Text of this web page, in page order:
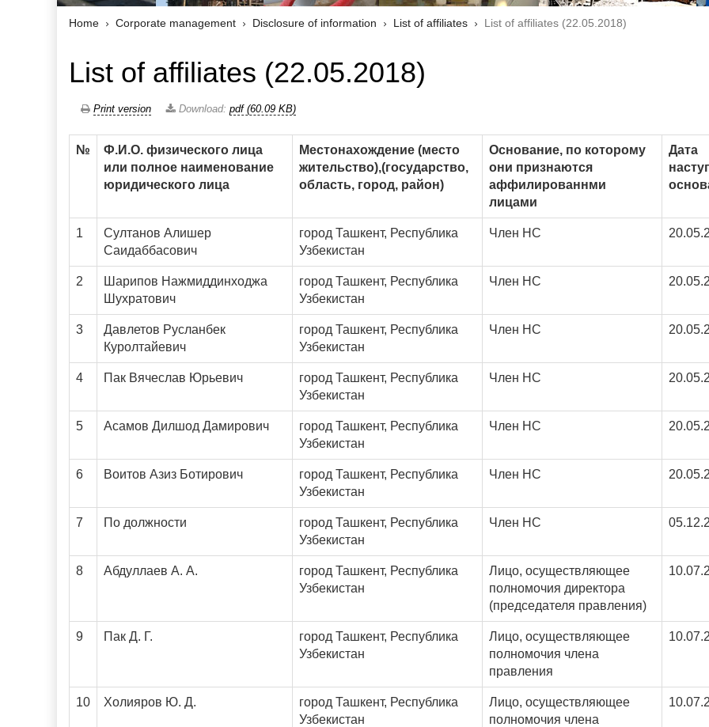
Home Corporate management Disclosure of information List of affiliates List of affiliates (22.05.2018)
List of affiliates (22.05.2018)
Print version Download: pdf (60.09 KB)
№
Ф.И.О. физического лица
или полное наименование
юридического лица
Местонахождение (место
жительство),(государство,
область, город, район)
Основание, по которому
они признаются
аффилированнми
лицами
Дата
1
Султанов Алишер
Саидаббасович
город Ташкент, Республика
Узбекистан
Член НС
2
Шарипов Нажмиддинходжа
Шухратович
город Ташкент, Республика
Узбекистан
Член НС
3
Давлетов Русланбек
Куролтайевич
город Ташкент, Республика
Узбекистан
Член НС
4 Пак Вячеслав Юрьевич
город Ташкент, Республика
Узбекистан
Член НС
5 Асамов Дилшод Дамирович
город Ташкент, Республика
Узбекистан
Член НС
6 Воитов Азиз Ботирович
город Ташкент, Республика
Узбекистан
Член НС
7 По должности
город Ташкент, Республика
Узбекистан
Член НС
8 Абдуллаев А. А.
город Ташкент, Республика
Узбекистан
Лицо, осуществляющее
полномочия директора
(председателя правления)
9 Пак Д. Г.
город Ташкент, Республика
Узбекистан
Лицо, осуществляющее
полномочия члена
правления
10 Холияров Ю. Д.
город Ташкент, Республика
Узбекистан
Лицо, осуществляющее
полномочия члена